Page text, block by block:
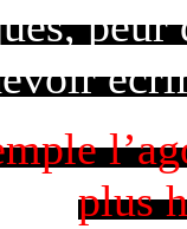
peur
plus